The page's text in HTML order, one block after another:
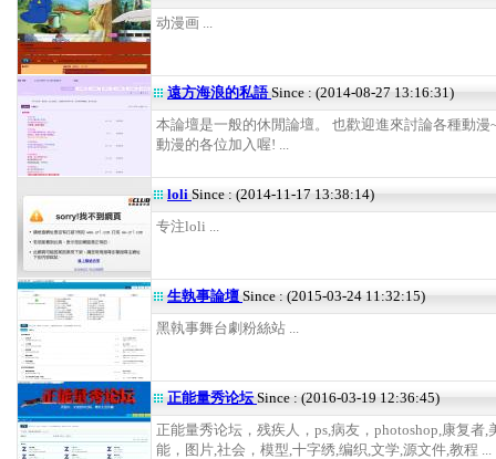
动漫画 ...
遠方海浪的私語Since : (2014-08-27 13:16:31)
本論壇是一般的休閒論壇。 也歡迎進來討論各種動漫
動漫的各位加入喔! ...
loli Since : (2014-11-17 13:38:14)
专注loli ...
生執事論壇 Since : (2015-03-24 11:32:15)
黑執事舞台劇粉絲站 ...
正能量秀论坛Since : (2016-03-19 12:36:45)
正能量秀论坛，残疾人，ps,病友，photoshop,康复者,
能，图片,社会，模型,十字绣,编织,文学,源文件,教程 ...